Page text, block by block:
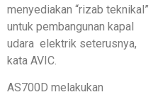
menyediakan “rizab teknikal”
untuk pembangunan kapal
udara elektrik seterusnya,
kata AVIC.
AS700D melakukan